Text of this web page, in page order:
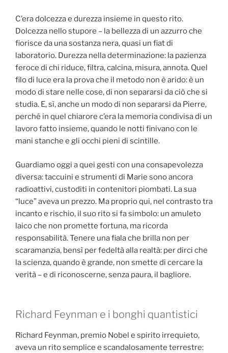
C’era dolcezza e durezza insieme in questo rito.
Dolcezza nello stupore – la bellezza di un azzurro che
fiorisce da una sostanza nera, quasi un fiat di
laboratorio. Durezza nella determinazione: la pazienza
feroce di chi riduce, filtra, calcina, misura, annota. Quel
filo di luce era la prova che il metodo non è arido: è un
modo di stare nelle cose, di non separarsi da ciò che si
studia. E, sì, anche un modo di non separarsi da Pierre,
perché in quel chiarore c’era la memoria condivisa di un
lavoro fatto insieme, quando le notti finivano con le
mani stanche e gli occhi pieni di scintille.
Guardiamo oggi a quei gesti con una consapevolezza
diversa: taccuini e strumenti di Marie sono ancora
radioattivi, custoditi in contenitori piombati. La sua
“luce” aveva un prezzo. Ma proprio qui, nel contrasto tra
incanto e rischio, il suo rito si fa simbolo: un amuleto
laico che non promette fortuna, ma ricorda
responsabilità. Tenere una fiala che brilla non per
scaramanzia, bensì per fedeltà alla realtà: per dirci che
la scienza, quando è grande, non smette di cercare la
verità – e di riconoscerne, senza paura, il bagliore.
Richard Feynman e i bonghi quantistici
Richard Feynman, premio Nobel e spirito irrequieto,
aveva un rito semplice e scandalosamente terrestre: